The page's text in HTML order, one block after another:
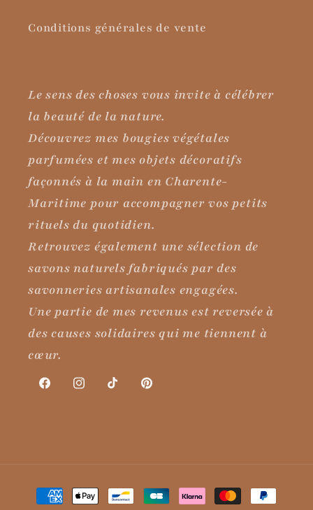
Conditions générales de vente
Le sens des choses vous invite à célébrer
la beauté de la nature.
Découvrez mes bougies végétales
parfumées et mes objets décoratifs
façonnés à la main en Charente-
Maritime pour accompagner vos petits
rituels du quotidien.
Retrouvez également une sélection de
savons naturels fabriqués par des
savonneries artisanales engagées.
Une partie de mes revenus est reversée à
des causes solidaires qui me tiennent à
cœur.
FacebookInstagramTikTokPinterest
Moyens